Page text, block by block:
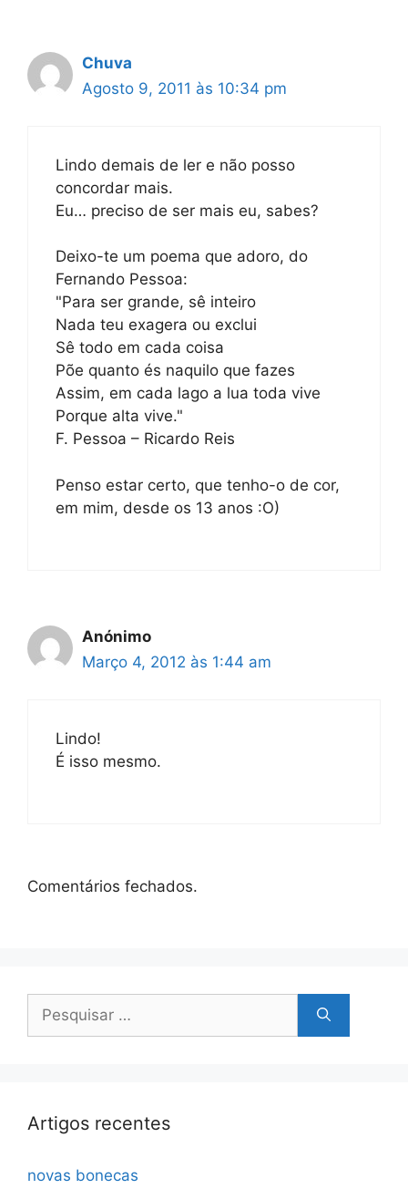
Chuva
Agosto 9, 2011 às 10:34 pm
Lindo demais de ler e não posso
concordar mais.
Eu… preciso de ser mais eu, sabes?
Deixo-te um poema que adoro, do
Fernando Pessoa:
"Para ser grande, sê inteiro
Nada teu exagera ou exclui
Sê todo em cada coisa
Põe quanto és naquilo que fazes
Assim, em cada lago a lua toda vive
Porque alta vive."
F. Pessoa – Ricardo Reis
Penso estar certo, que tenho-o de cor,
em mim, desde os 13 anos :O)
Anónimo
Março 4, 2012 às 1:44 am
Lindo!
É isso mesmo.
Comentários fechados.
Pesquisar
Artigos recentes
novas bonecas